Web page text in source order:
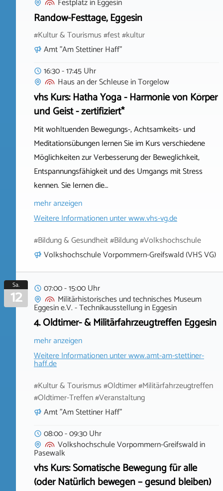
Randow-Festtage, Eggesin
#Kultur & Tourismus #fest #kultur
Amt "Am Stettiner Haff"
16:30 - 17:45 Uhr
Haus an der SchleuseinTorgelow
vhs Kurs: Hatha Yoga - Harmonie von Körper
und Geist - zertifiziert*
Mit wohltuenden Bewegungs-, Achtsamkeits- und
Meditationsübungen lernen Sie im Kurs verschiedene
Möglichkeiten zur Verbesserung der Beweglichkeit,
Entspannungsfähigkeit und des Umgangs mit Stress
kennen. Sie lernen die…
mehr anzeigen
Weitere Informationen unterwww.vhs-vg.de
#Bildung & Gesundheit #Bildung #Volkshochschule
Volkshochschule Vorpommern-Greifswald (VHS VG)
Sa.
12
07:00 - 15:00 Uhr
Militärhistorisches und technisches Museum
Eggesin e.V. - TechnikausstellunginEggesin
4. Oldtimer- & Militärfahrzeugtreffen Eggesin
mehr anzeigen
Weitere Informationen unterwww.amt-am-stettiner-
haff.de
#Kultur & Tourismus #Oldtimer #Militärfahrzeugtreffen
#Oldtimer-Treffen #Veranstaltung
Amt "Am Stettiner Haff"
08:00 - 09:30 Uhr
Volkshochschule Vorpommern-Greifswaldin
Pasewalk
vhs Kurs: Somatische Bewegung für alle
(oder Natürlich bewegen – gesund bleiben)